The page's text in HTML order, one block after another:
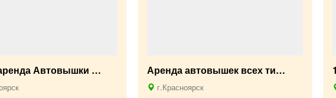
Автовышки … Аренда автовышек всех ти…
г.Красноярск